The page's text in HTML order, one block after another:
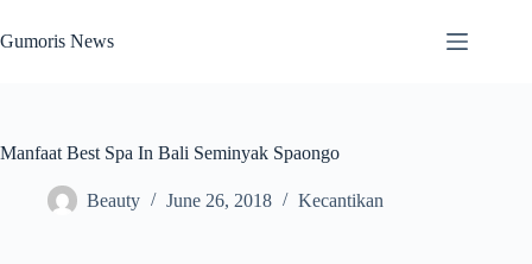
to
content
Gumoris News
Manfaat Best Spa In Bali Seminyak Spaongo
Beauty June 26, 2018 Kecantikan